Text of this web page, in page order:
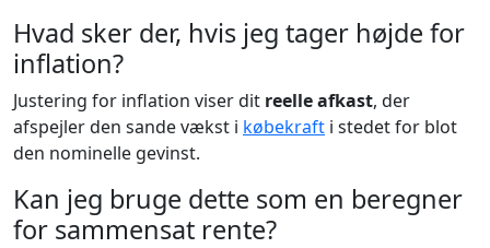
Hvad sker der, hvis jeg tager højde for
inflation?
Justering for inflation viser dit reelle afkast, der
afspejler den sande vækst i købekraft i stedet for blot
den nominelle gevinst.
Kan jeg bruge dette som en beregner
for sammensat rente?